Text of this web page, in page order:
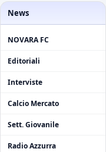
News
NOVARA FC
Editoriali
Interviste
Calcio Mercato
Sett. Giovanile
Radio Azzurra